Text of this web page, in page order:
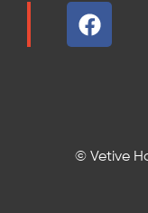
© Vetive